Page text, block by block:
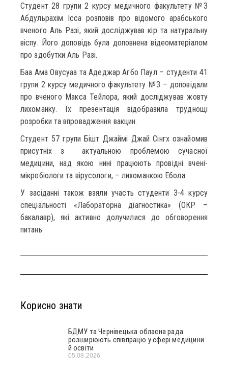
Студент 28 групи 2 курсу медичного факультету №3
Абдульрахім Ісса розповів про відомого арабського
вченого Аль Разі, який досліджував кір та натуральну
віспу. Його доповідь була доповнена відеоматеріалом
про здобутки Аль Разі.
Баа Ама Овусуаа та Адеджар Агбо Паул – студенти 41
групи 2 курсу медичного факультету №3 – доповідали
про вченого Макса Тейлора, який досліджував жовту
лихоманку. Їх презентація відобразила труднощі
розробки та впровадження вакцин.
Студент 57 групи Бішт Джаймі Джай Сінгх ознайомив
присутніх з актуальною проблемою сучасної
медицини, над якою нині працюють провідні вчені-
мікробіологи та вірусологи, – лихоманкою Ебола.
У засіданні також взяли участь студенти 3-4 курсу
спеціальності «Лабораторна діагностика» (ОКР –
бакалавр), які активно долучилися до обговорення
питань.
Корисно знати
БДМУ та Чернівецька обласна рада
розширюють співпрацю у сфері медицини
й освіти
05.08.2026